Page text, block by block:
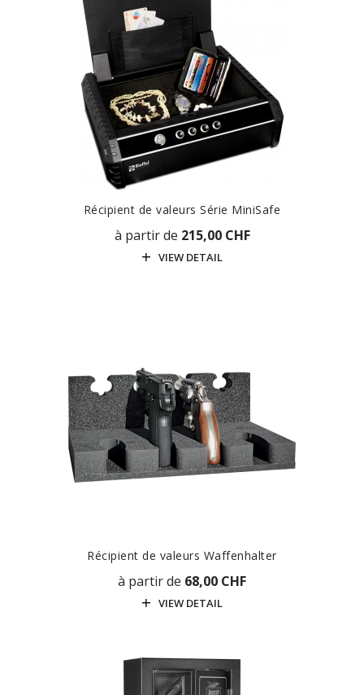
Récipient de valeurs Série MiniSafe
à partir de 215,00 CHF
VIEW DETAIL
Récipient de valeurs Waffenhalter
à partir de 68,00 CHF
VIEW DETAIL